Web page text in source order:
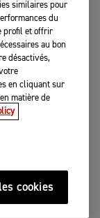
similaires pour
du
profil et offrir
au bon
désactivés,
en cliquant sur
matière de
cookies